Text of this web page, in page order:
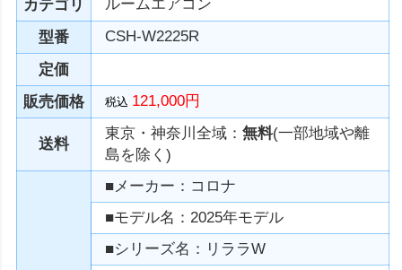
カテゴリ
ルームエアコン
型番
CSH-W2225R
定価
販売価格
税込 121,000円
送料
東京・神奈川全域：無料(一部地域や離
島を除く)
■メーカー：コロナ
■モデル名：2025年モデル
■シリーズ名：リララW